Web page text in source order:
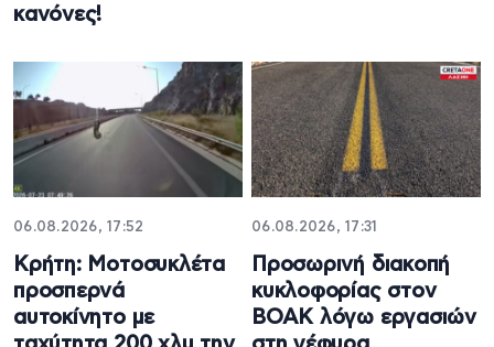
κανόνες!
06.08.2026, 17:52
Κρήτη: Μοτοσυκλέτα
προσπερνά
αυτοκίνητο με
06.08.2026, 17:31
Προσωρινή διακοπή
κυκλοφορίας στον
ΒΟΑΚ λόγω εργασιών